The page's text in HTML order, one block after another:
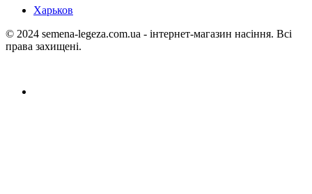
Харьков
© 2024 semena-legeza.com.ua - інтернет-магазин насіння. Всі
права захищені.